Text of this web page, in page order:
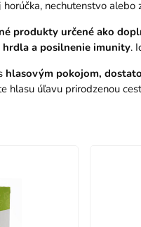
nechutenstvo alebo
produkty určené ako
a posilnenie imunity.
hlasovým pokojom,
hlasu úľavu prirodzenou